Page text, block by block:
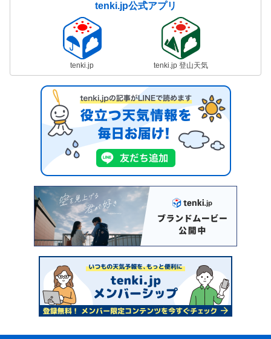
tenki.jp公式アプリ
tenki.jp tenki.jp 登山天気